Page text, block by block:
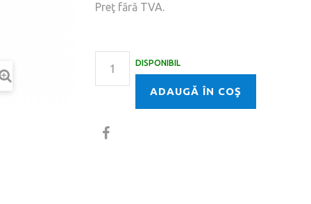
Preţ fără TVA.
DISPONIBIL
ADAUGĂ ÎN COŞ